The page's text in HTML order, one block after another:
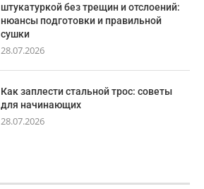
штукатуркой без трещин и отслоений:
нюансы подготовки и правильной
сушки
28.07.2026
Как заплести стальной трос: советы
для начинающих
28.07.2026